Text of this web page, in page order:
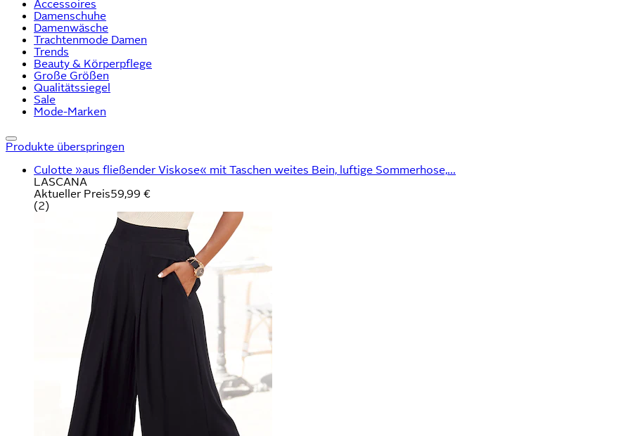
Accessoires
Damenschuhe
Damenwäsche
Trachtenmode Damen
Trends
Beauty & Körperpflege
Große Größen
Qualitätssiegel
Sale
Mode-Marken
Produkte überspringen
Culotte »aus fließender Viskose« mit Taschen weites Bein, luftige Sommerhose,...
LASCANA
Aktueller Preis59,99 €
(2)